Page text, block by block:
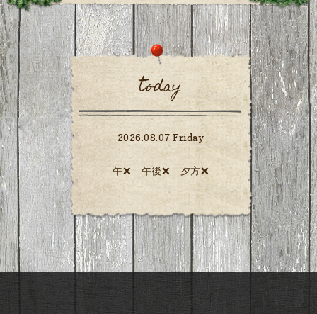
today
2026.08.07 Friday
午❌ 午後❌ 夕方❌️